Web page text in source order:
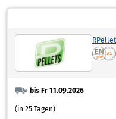
bis Fr 11.09.2026
(in 25 Tagen)